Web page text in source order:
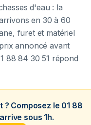
d'eau : la
en 30 à 60
furet et matériel
annoncé avant
88 84 30 51 répond
Composez le 01 88
sous 1h.